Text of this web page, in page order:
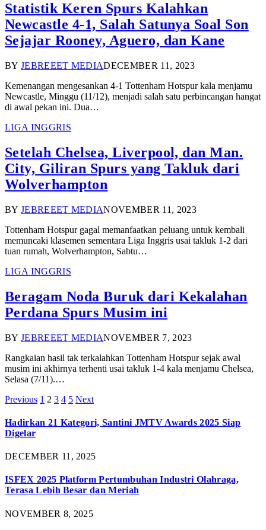
Statistik Keren Spurs Kalahkan
Newcastle 4-1, Salah Satunya Soal Son
Sejajar Rooney, Aguero, dan Kane
BY JEBREEET MEDIADECEMBER 11, 2023
Kemenangan mengesankan 4-1 Tottenham Hotspur kala menjamu
Newcastle, Minggu (11/12), menjadi salah satu perbincangan hangat
di awal pekan ini. Dua…
LIGA INGGRIS
Setelah Chelsea, Liverpool, dan Man.
City, Giliran Spurs yang Takluk dari
Wolverhampton
BY JEBREEET MEDIANOVEMBER 11, 2023
Tottenham Hotspur gagal memanfaatkan peluang untuk kembali
memuncaki klasemen sementara Liga Inggris usai takluk 1-2 dari
tuan rumah, Wolverhampton, Sabtu…
LIGA INGGRIS
Beragam Noda Buruk dari Kekalahan
Perdana Spurs Musim ini
BY JEBREEET MEDIANOVEMBER 7, 2023
Rangkaian hasil tak terkalahkan Tottenham Hotspur sejak awal
musim ini akhirnya terhenti usai takluk 1-4 kala menjamu Chelsea,
Selasa (7/11).…
Previous 1 2 3 4 5 Next
Hadirkan 21 Kategori, Santini JMTV Awards 2025 Siap
Digelar
DECEMBER 11, 2025
ISFEX 2025 Platform Pertumbuhan Industri Olahraga,
Terasa Lebih Besar dan Meriah
NOVEMBER 8, 2025